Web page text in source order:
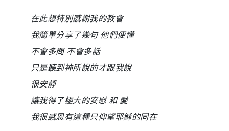
在此想特別感謝我的教會
我簡單分享了幾句 他們便懂
不會多問 不會多話
只是聽到神所說的才跟我說
很安靜
讓我得了極大的安慰 和 愛
我很感恩有這種只仰望耶穌的同在